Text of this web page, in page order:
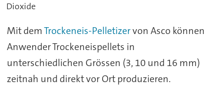
Dioxide
Mit demTrockeneis-Pelletizervon Asco können
Anwender Trockeneispellets in
unterschiedlichen Grössen (3, 10 und 16 mm)
zeitnah und direkt vor Ort produzieren.